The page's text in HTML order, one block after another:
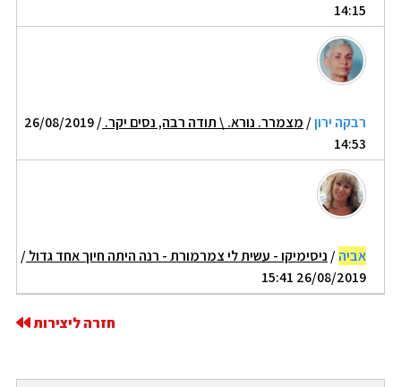
14:15
רבקה ירון/ מצמרר. נורא. \ תודה רבה, נסים יקר.
/ 26/08/2019
14:53
אביה/ ניסימיקו - עשית לי צמרמורת - רנה היתה חיוך אחד גדול/
26/08/2019 15:41
חזרה ליצירות